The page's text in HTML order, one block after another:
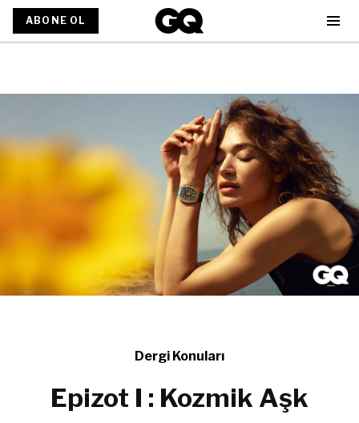
ABONE OL
Dergi Konuları
Epizot I : Kozmik Aşk